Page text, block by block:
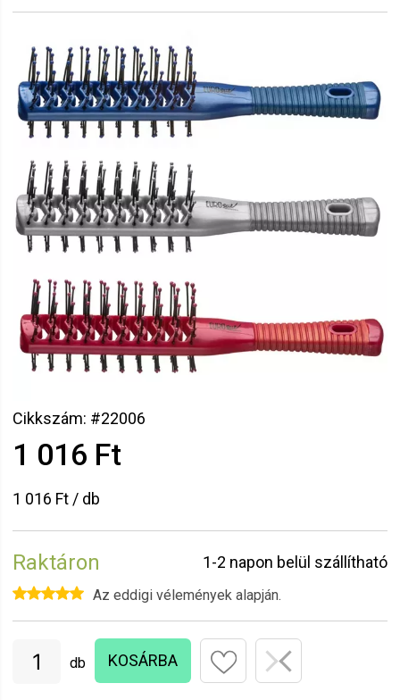
Cikkszám: #22006
1 016 Ft
1 016 Ft / db
Raktáron 1-2 napon belül szállítható
Az eddigi vélemények alapján.
db KOSÁRBA